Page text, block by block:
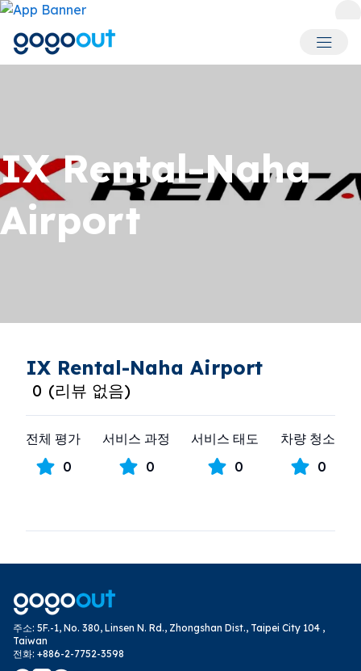
회원 메
IX Rental-Naha
Airport
IX Rental-Naha Airport
0 (리뷰 없음)
전체 평가
0
서비스 과정
0
서비스 태도
0
차량 청소
0
주소: 5F.-1, No. 380, Linsen N. Rd., Zhongshan Dist., Taipei City 104 ,
Taiwan
전화: +886-2-7752-3598